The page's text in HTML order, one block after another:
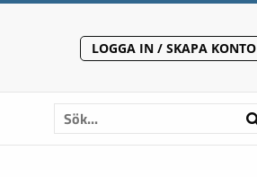
LOGGA IN / SKAPA KONTO